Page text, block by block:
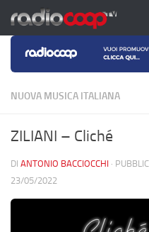
Salta al contenuto
NUOVA MUSICA ITALIANA
ZILIANI – Cliché
DI ANTONIO BACCIOCCHI ·
23/05/2022